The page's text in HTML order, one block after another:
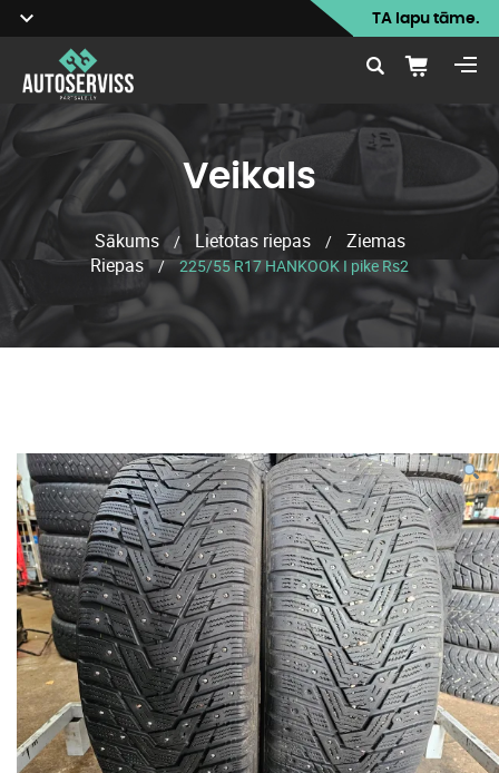
TA lapu tāme.
Veikals
Sākums / Lietotas riepas /
Ziemas
Riepas / 225/55 R17 HANKOOK I pike Rs2